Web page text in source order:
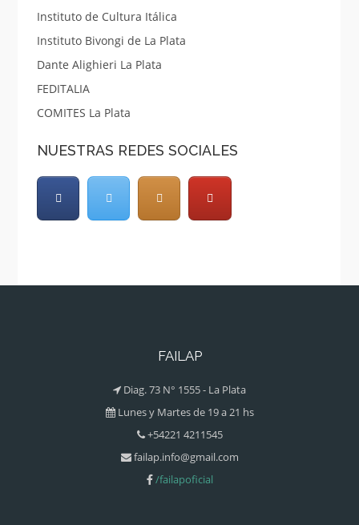
Instituto de Cultura Itálica
Instituto Bivongi de La Plata
Dante Alighieri La Plata
FEDITALIA
COMITES La Plata
NUESTRAS REDES SOCIALES
FAILAP
Diag. 73 N° 1555 - La Plata
Lunes y Martes de 19 a 21 hs
+54221 4211545
failap.info@gmail.com
/failapoficial